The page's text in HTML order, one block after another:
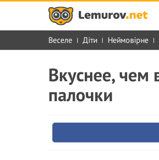
Веселе Діти Неймовірне
Вкуснее,
палочки